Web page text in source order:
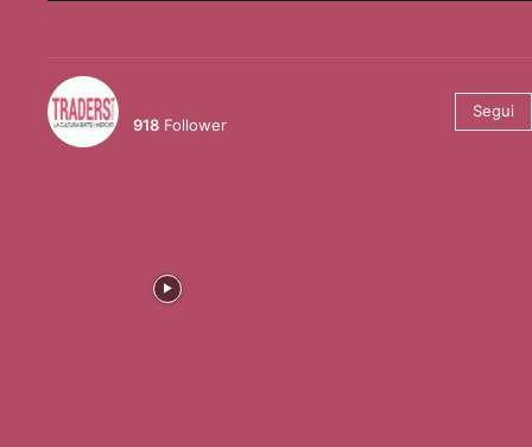
918 Follower
Segui